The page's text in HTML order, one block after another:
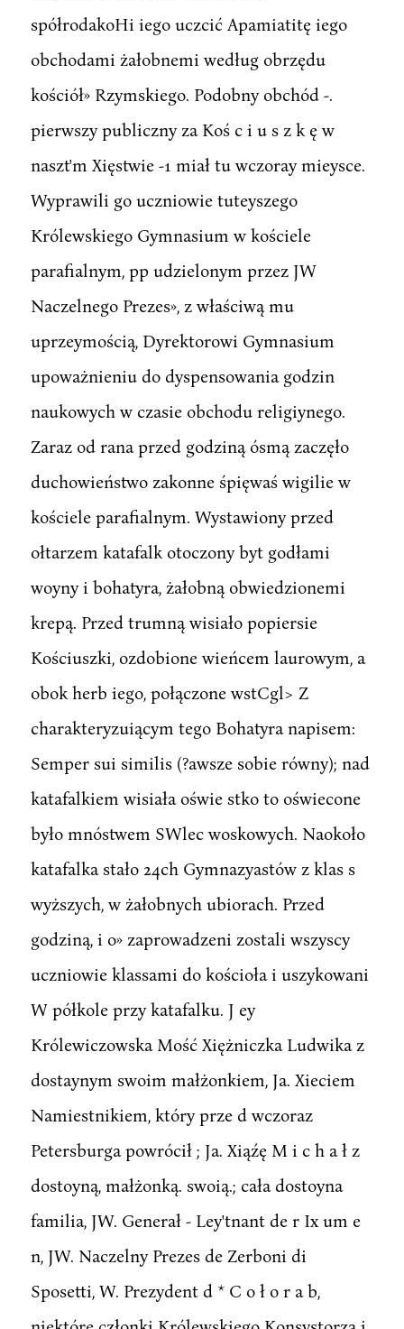
spółrodakoHi iego uczcić Apamiatitę iego
obchodami żałobnemi według obrzędu
kościół» Rzymskiego. Podobny obchód -.
pierwszy publiczny za Koś c i u s z k ę w
naszt'm Xięstwie -1 miał tu wczoray mieysce.
Wyprawili go uczniowie tuteyszego
Królewskiego Gymnasium w kościele
parafialnym, pp udzielonym przez JW
Naczelnego Prezes», z właściwą mu
uprzeymością, Dyrektorowi Gymnasium
upoważnieniu do dyspensowania godzin
naukowych w czasie obchodu religiynego.
Zaraz od rana przed godziną ósmą zaczęło
duchowieństwo zakonne śpięwaś wigilie w
kościele parafialnym. Wystawiony przed
ołtarzem katafalk otoczony byt godłami
woyny i bohatyra, żałobną obwiedzionemi
krepą. Przed trumną wisiało popiersie
Kościuszki, ozdobione wieńcem laurowym, a
obok herb iego, połączone wstCgl> Z
charakteryzuiącym tego Bohatyra napisem:
Semper sui similis (?awsze sobie równy); nad
katafalkiem wisiała oświe stko to oświecone
było mnóstwem SWlec woskowych. Naokoło
katafalka stało 24ch Gymnazyastów z klas s
wyższych, w żałobnych ubiorach. Przed
godziną, i o» zaprowadzeni zostali wszyscy
uczniowie klassami do kościoła i uszykowani
W półkole przy katafalku. J ey
Królewiczowska Mość Xiężniczka Ludwika z
dostaynym swoim małżonkiem, Ja. Xieciem
Namiestnikiem, który prze d wczoraz
Petersburga powrócił ; Ja. Xiąźę M i c h a ł z
dostoyną, małżonką. swoią.; cała dostoyna
familia, JW. Generał - Ley'tnant de r Ix um e
n, JW. Naczelny Prezes de Zerboni di
Sposetti, W. Prezydent d * C o ł o r a b,